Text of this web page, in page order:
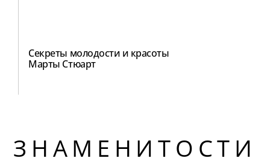
Секреты молодости и красоты
Марты Стюарт
ЗНАМЕНИТОСТИ